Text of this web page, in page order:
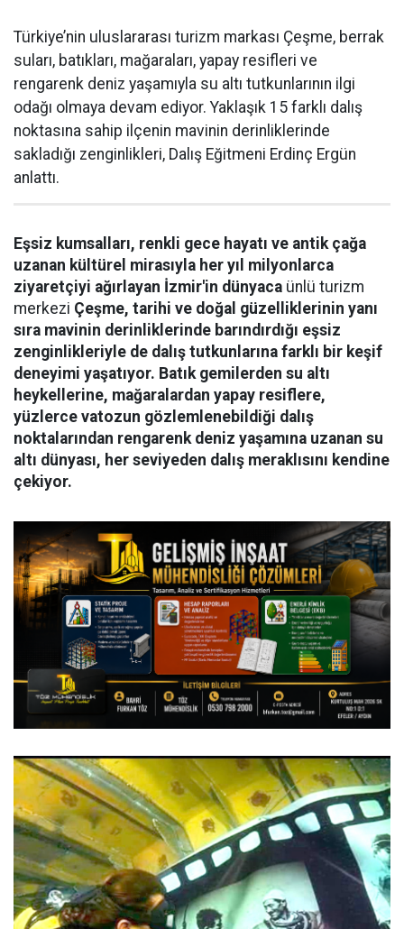
Türkiye’nin uluslararası turizm markası Çeşme, berrak
suları, batıkları, mağaraları, yapay resifleri ve
rengarenk deniz yaşamıyla su altı tutkunlarının ilgi
odağı olmaya devam ediyor. Yaklaşık 15 farklı dalış
noktasına sahip ilçenin mavinin derinliklerinde
sakladığı zenginlikleri, Dalış Eğitmeni Erdinç Ergün
anlattı.
Eşsiz kumsalları, renkli gece hayatı ve antik çağa
uzanan kültürel mirasıyla her yıl milyonlarca
ziyaretçiyi ağırlayan İzmir'in dünyaca ünlü turizm
merkezi Çeşme, tarihi ve doğal güzelliklerinin yanı
sıra mavinin derinliklerinde barındırdığı eşsiz
zenginlikleriyle de dalış tutkunlarına farklı bir keşif
deneyimi yaşatıyor. Batık gemilerden su altı
heykellerine, mağaralardan yapay resiflere,
yüzlerce vatozun gözlemlenebildiği dalış
noktalarından rengarenk deniz yaşamına uzanan su
altı dünyası, her seviyeden dalış meraklısını kendine
çekiyor.